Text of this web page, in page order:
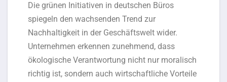
Die grünen Initiativen in deutschen Büros
spiegeln den wachsenden Trend zur
Nachhaltigkeit in der Geschäftswelt wider.
Unternehmen erkennen zunehmend, dass
ökologische Verantwortung nicht nur moralisch
richtig ist, sondern auch wirtschaftliche Vorteile